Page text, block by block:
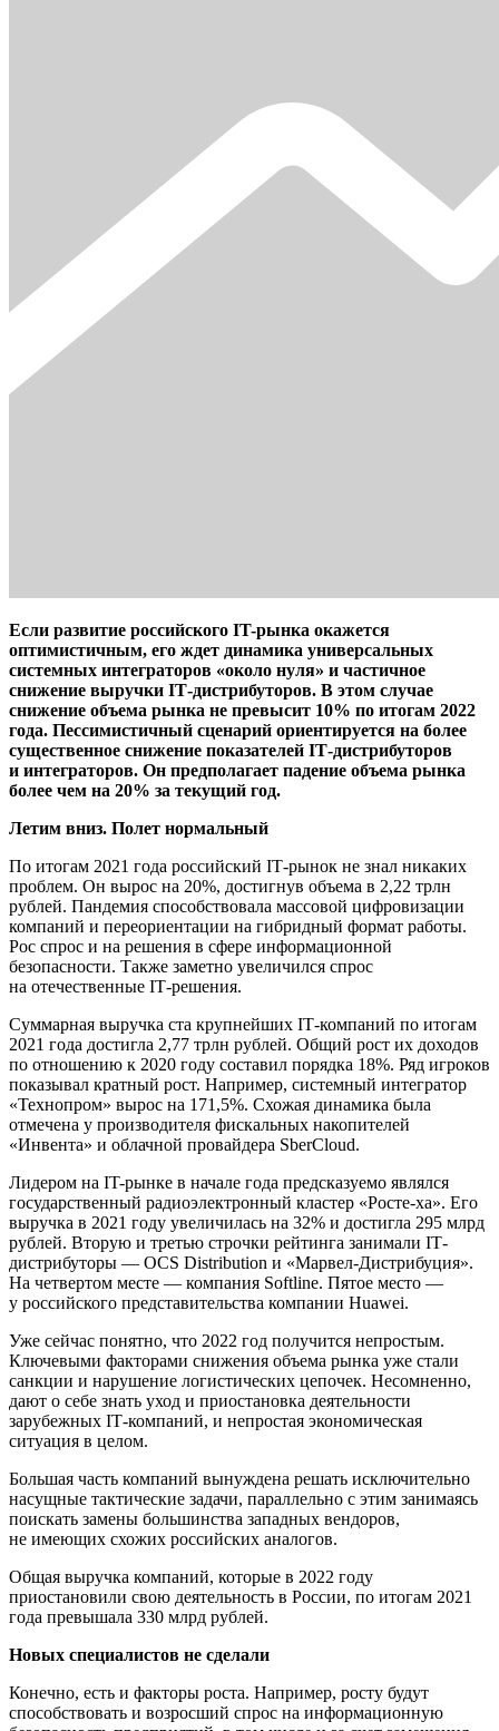
Если развитие российского IT-рынка окажется
оптимистичным, его ждет динамика универсальных
системных интеграторов «около нуля» и частичное
снижение выручки IТ-дистрибуторов. В этом случае
снижение объема рынка не превысит 10% по итогам 2022
года. Пессимистичный сценарий ориентируется на более
существенное снижение показателей IТ-дистрибуторов
и интеграторов. Он предполагает падение объема рынка
более чем на 20% за текущий год.
Летим вниз. Полет нормальный
По итогам 2021 года российский IТ-рынок не знал никаких
проблем. Он вырос на 20%, достигнув объема в 2,22 трлн
рублей. Пандемия способствовала массовой цифровизации
компаний и переориентации на гибридный формат работы.
Рос спрос и на решения в сфере информационной
безопасности. Также заметно увеличился спрос
на отечественные IТ-решения.
Суммарная выручка ста крупнейших IТ-компаний по итогам
2021 года достигла 2,77 трлн рублей. Общий рост их доходов
по отношению к 2020 году составил порядка 18%. Ряд игроков
показывал кратный рост. Например, системный интегратор
«Технопром» вырос на 171,5%. Схожая динамика была
отмечена у производителя фискальных накопителей
«Инвента» и облачной провайдера SberCloud.
Лидером на IT-рынке в начале года предсказуемо являлся
государственный радиоэлектронный кластер «Росте-ха». Его
выручка в 2021 году увеличилась на 32% и достигла 295 млрд
рублей. Вторую и третью строчки рейтинга занимали IТ-
дистрибуторы — OCS Distribution и «Марвел-Дистрибуция».
На четвертом месте — компания Softline. Пятое место —
у российского представительства компании Huawei.
Уже сейчас понятно, что 2022 год получится непростым.
Ключевыми факторами снижения объема рынка уже стали
санкции и нарушение логистических цепочек. Несомненно,
дают о себе знать уход и приостановка деятельности
зарубежных IТ-компаний, и непростая экономическая
ситуация в целом.
Большая часть компаний вынуждена решать исключительно
насущные тактические задачи, параллельно с этим занимаясь
поискать замены большинства западных вендоров,
не имеющих схожих российских аналогов.
Общая выручка компаний, которые в 2022 году
приостановили свою деятельность в России, по итогам 2021
года превышала 330 млрд рублей.
Новых специалистов не сделали
Конечно, есть и факторы роста. Например, росту будут
способствовать и возросший спрос на информационную